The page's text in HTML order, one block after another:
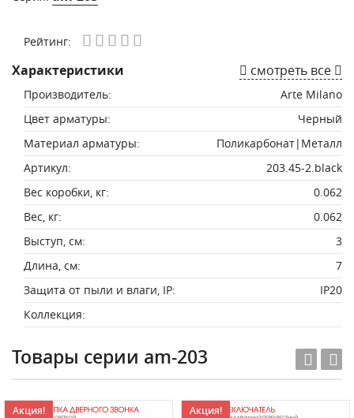
Рейтинг:
Характеристики смотреть все
Производитель:
Arte Milano
Цвет арматуры:
Черный
Материал арматуры:
Поликарбонат|Металл
Артикул:
203.45-2.black
Вес коробки, кг:
0.062
Вес, кг:
0.062
Выступ, см:
3
Длина, см:
7
Защита от пыли и влаги, IP:
IP20
Коллекция:
Товары серии am-203
Акция! Акция!